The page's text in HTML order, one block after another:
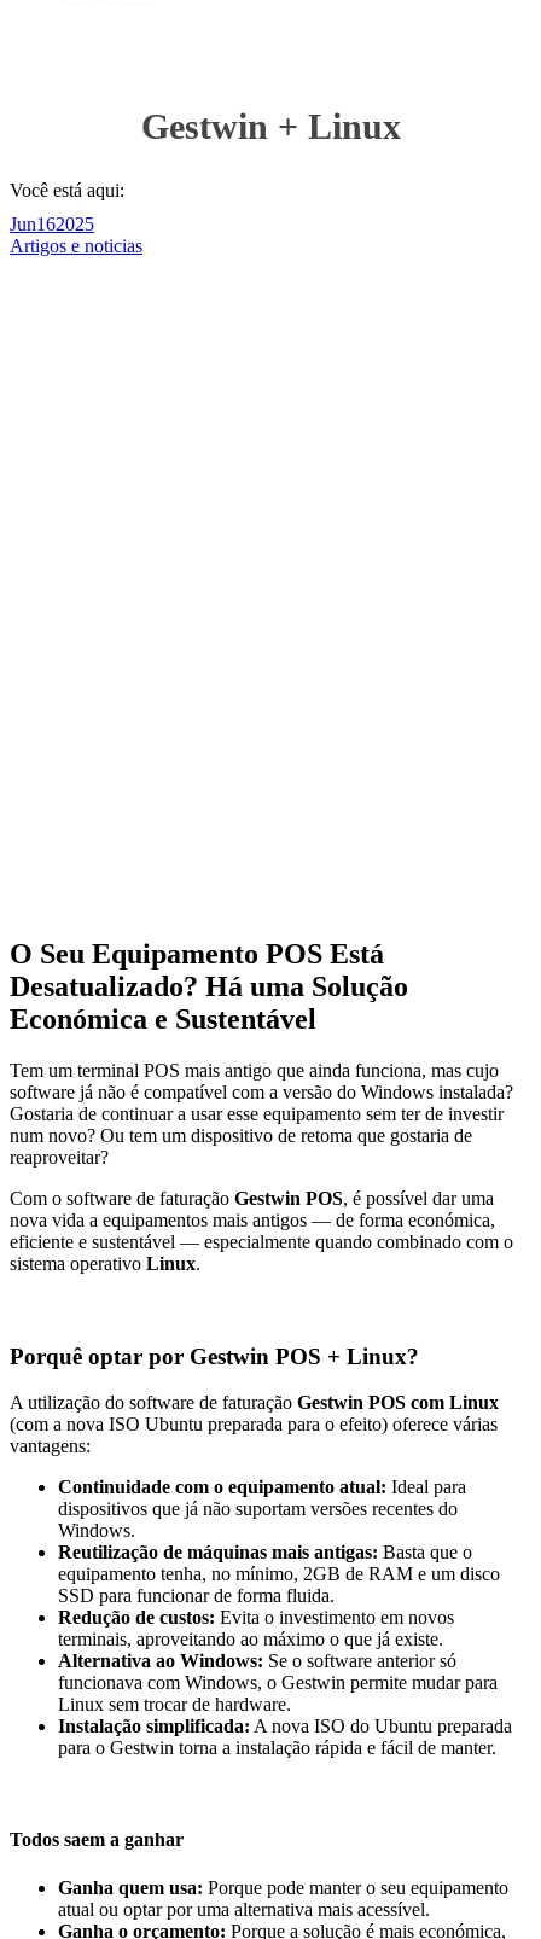
Gestwin + Linux
Você está aqui:
Jun162025
Artigos e noticias
O Seu Equipamento POS Está
Desatualizado? Há uma Solução
Económica e Sustentável
Tem um terminal POS mais antigo que ainda funciona, mas cujo
software já não é compatível com a versão do Windows instalada?
Gostaria de continuar a usar esse equipamento sem ter de investir
num novo? Ou tem um dispositivo de retoma que gostaria de
reaproveitar?
Com o software de faturação Gestwin POS, é possível dar uma
nova vida a equipamentos mais antigos — de forma económica,
eficiente e sustentável — especialmente quando combinado com o
sistema operativo Linux.
Porquê optar por Gestwin POS + Linux?
A utilização do software de faturação Gestwin POS com Linux
(com a nova ISO Ubuntu preparada para o efeito) oferece várias
vantagens:
Continuidade com o equipamento atual: Ideal para
dispositivos que já não suportam versões recentes do
Windows.
Reutilização de máquinas mais antigas: Basta que o
equipamento tenha, no mínimo, 2GB de RAM e um disco
SSD para funcionar de forma fluida.
Redução de custos: Evita o investimento em novos
terminais, aproveitando ao máximo o que já existe.
Alternativa ao Windows: Se o software anterior só
funcionava com Windows, o Gestwin permite mudar para
Linux sem trocar de hardware.
Instalação simplificada: A nova ISO do Ubuntu preparada
para o Gestwin torna a instalação rápida e fácil de manter.
Todos saem a ganhar
Ganha quem usa: Porque pode manter o seu equipamento
atual ou optar por uma alternativa mais acessível.
Ganha o orçamento: Porque a solução é mais económica,